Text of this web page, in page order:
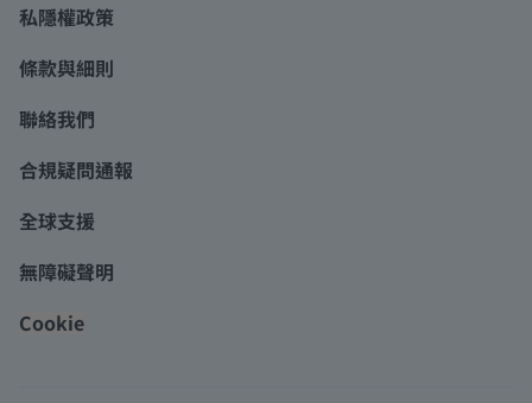
私隱權政策
條款與細則
聯絡我們
合規疑問通報
全球支援
無障礙聲明
Cookie